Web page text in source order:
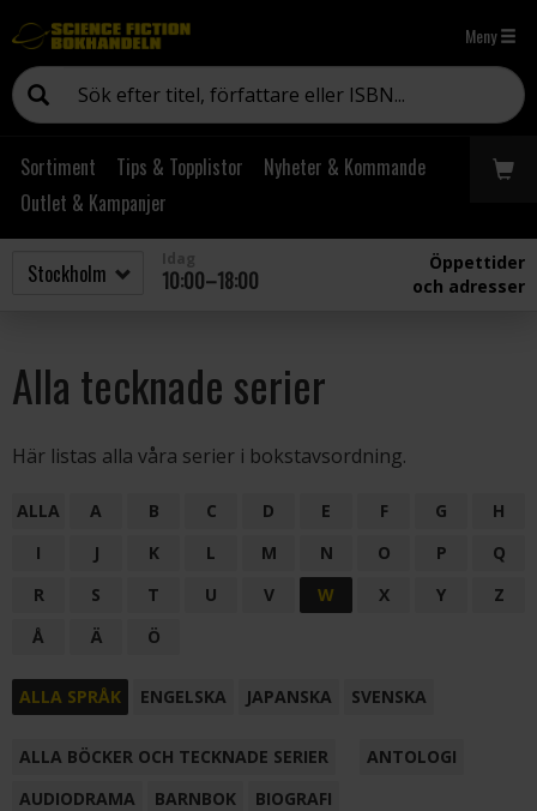
Meny
Sortiment Tips & Topplistor
Nyheter & Kommande
Outlet & Kampanjer
10:00–18:00
Öppettider
och adresser
Alla tecknade serier
Här listas alla våra serier i bokstavsordning.
ALLA A B C D E F G
H
I
J K L M N O P
Q
R
S T U V W X Y
Z
Å
Ä Ö
ALLA SPRÅK ENGELSKA JAPANSKA SVENSKA
ALLA BÖCKER OCH TECKNADE SERIER
ANTOLOGI
AUDIODRAMA
BARNBOK
BIOGRAFI